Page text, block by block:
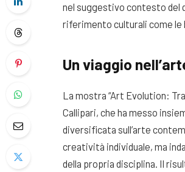
nel suggestivo contesto del
riferimento culturali come le
Un viaggio
La mostra “Art Evolution:
Callipari, che ha messo
diversificata sull’arte
creatività individuale, ma
della propria disciplina. Il